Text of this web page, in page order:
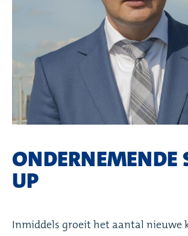
ONDERNEMENDE
UP
Inmiddels groeit het aantal nieuwe